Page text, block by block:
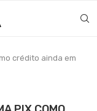
crédito ainda em